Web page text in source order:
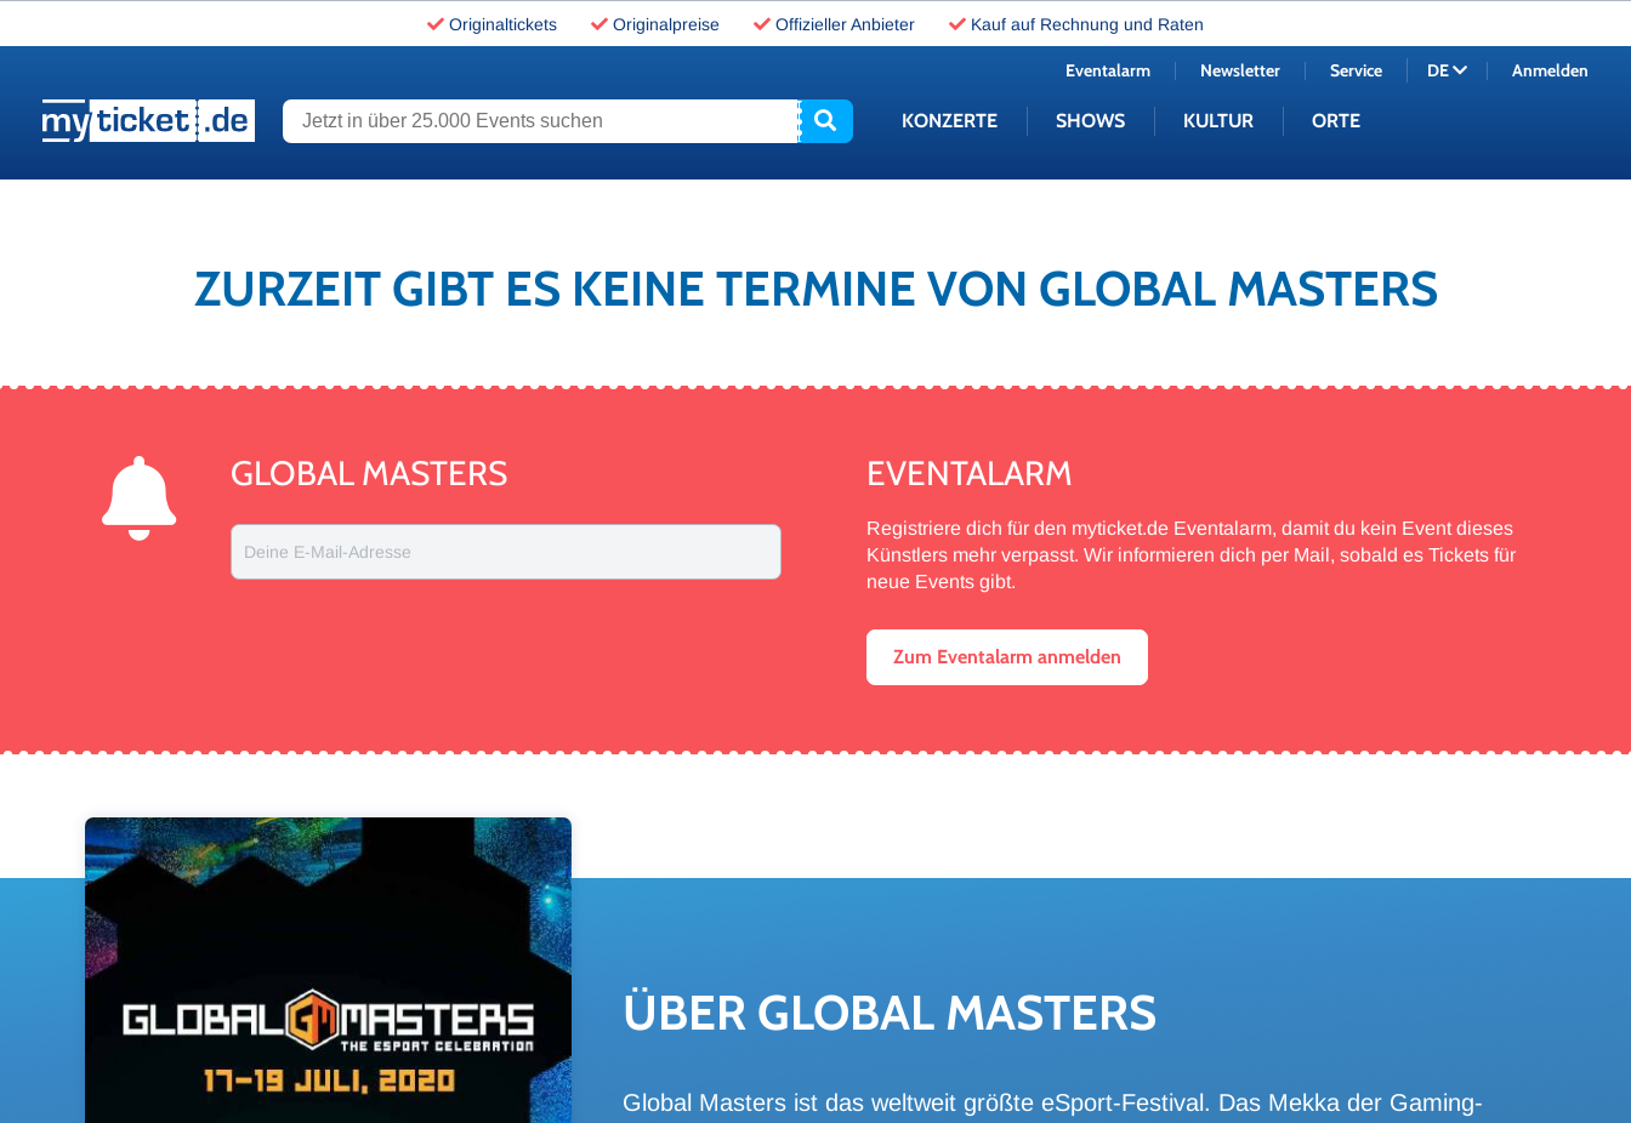
Originaltickets Originalpreise Offizieller Anbieter Kauf auf Rechnung und Raten
Jetzt in über 25.000 Events suchen KONZERTE SHOWS KULTUR ORTE
Eventalarm Newsletter Service DE Anmelden
ZURZEIT GIBT ES KEINE TERMINE VON GLOBAL MASTERS
GLOBAL MASTERS
Deine E-Mail-Adresse
EVENTALARM
Registriere dich für den myticket.de Eventalarm, damit du kein Event dieses
Künstlers mehr verpasst. Wir informieren dich per Mail, sobald es Tickets für
neue Events gibt.
Zum Eventalarm anmelden
ÜBER GLO­BAL MAS­TERS
Global Masters ist das weltweit größte eSport-Festival. Das Mekka der Gaming-